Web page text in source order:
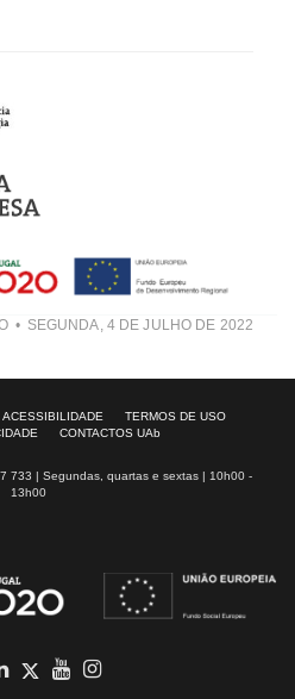
SEGUNDA, 4 DE JULHO DE 2022
ACESSIBILIDADE
TERMOS DE USO
CONTACTOS UAb
733 | Segundas, quartas e sextas | 10h00 -
13h00
Twitter